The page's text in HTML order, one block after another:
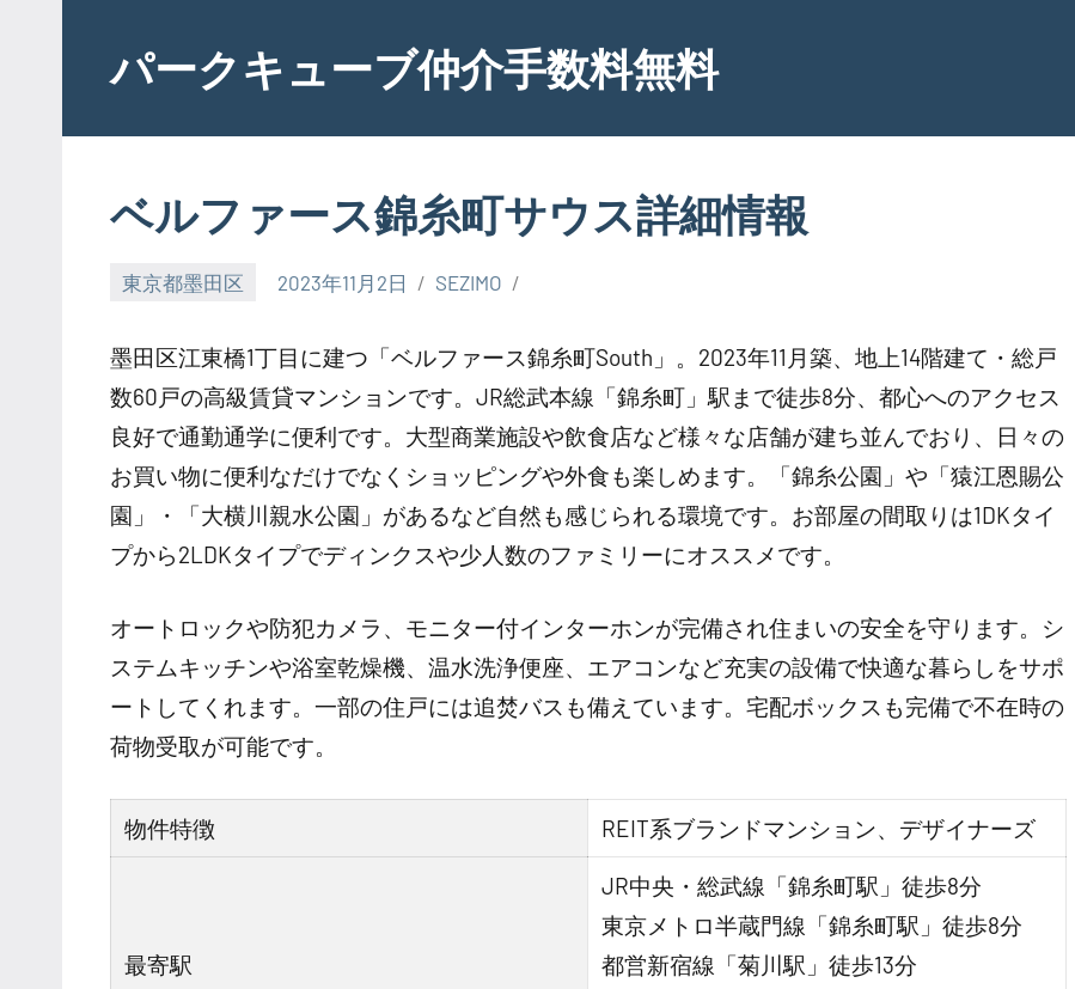
contentパークキューブ仲介手数料無料
ベルファース錦糸町サウス詳細情報
東京都墨田区 2023年11月2日 SEZIMO
墨田区江東橋1丁目に建つ「ベルファース錦糸町South」。2023年11月築、地上14階建て・総戸
数60戸の高級賃貸マンションです。JR総武本線「錦糸町」駅まで徒歩8分、都心へのアクセス
良好で通勤通学に便利です。大型商業施設や飲食店など様々な店舗が建ち並んでおり、日々の
お買い物に便利なだけでなくショッピングや外食も楽しめます。「錦糸公園」や「猿江恩賜公
園」・「大横川親水公園」があるなど自然も感じられる環境です。お部屋の間取りは1DKタイ
プから2LDKタイプでディンクスや少人数のファミリーにオススメです。
オートロックや防犯カメラ、モニター付インターホンが完備され住まいの安全を守ります。シ
ステムキッチンや浴室乾燥機、温水洗浄便座、エアコンなど充実の設備で快適な暮らしをサポ
ートしてくれます。一部の住戸には追焚バスも備えています。宅配ボックスも完備で不在時の
荷物受取が可能です。
物件特徴 REIT系ブランドマンション、デザイナーズ
最寄駅
JR中央・総武線「錦糸町駅」徒歩8分
東京メトロ半蔵門線「錦糸町駅」徒歩8分
都営新宿線「菊川駅」徒歩13分